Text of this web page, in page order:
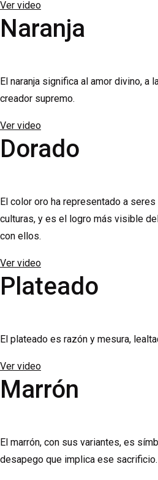
Ver video
Naranja
El naranja significa al amor divino, a
creador supremo.
Ver video
Dorado
El color oro ha representado a
culturas, y es el logro más visible
con ellos.
Ver video
Plateado
El plateado es razón y mesura,
Ver video
Marrón
El marrón, con sus variantes, es
desapego que implica ese sacrificio.